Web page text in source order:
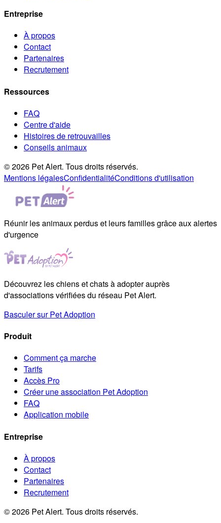
Entreprise
À propos
Contact
Partenaires
Recrutement
Ressources
FAQ
Centre d'aide
Histoires de retrouvailles
Conseils animaux
© 2026 Pet Alert. Tous droits réservés.
Mentions légalesConfidentialitéConditions d'utilisation
Réunir les animaux perdus et leurs familles grâce aux alertes
d'urgence
Découvrez les chiens et chats à adopter auprès
d'associations vérifiées du réseau Pet Alert.
Basculer sur Pet Adoption
Produit
Comment ça marche
Tarifs
Accès Pro
Créer une association Pet Adoption
FAQ
Application mobile
Entreprise
À propos
Contact
Partenaires
Recrutement
© 2026 Pet Alert. Tous droits réservés.